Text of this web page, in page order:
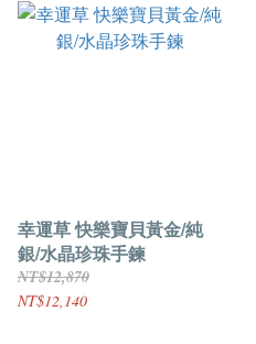
幸運草 快樂寶貝黃金/純
銀/水晶珍珠手鍊
NT$12,870
NT$12,140